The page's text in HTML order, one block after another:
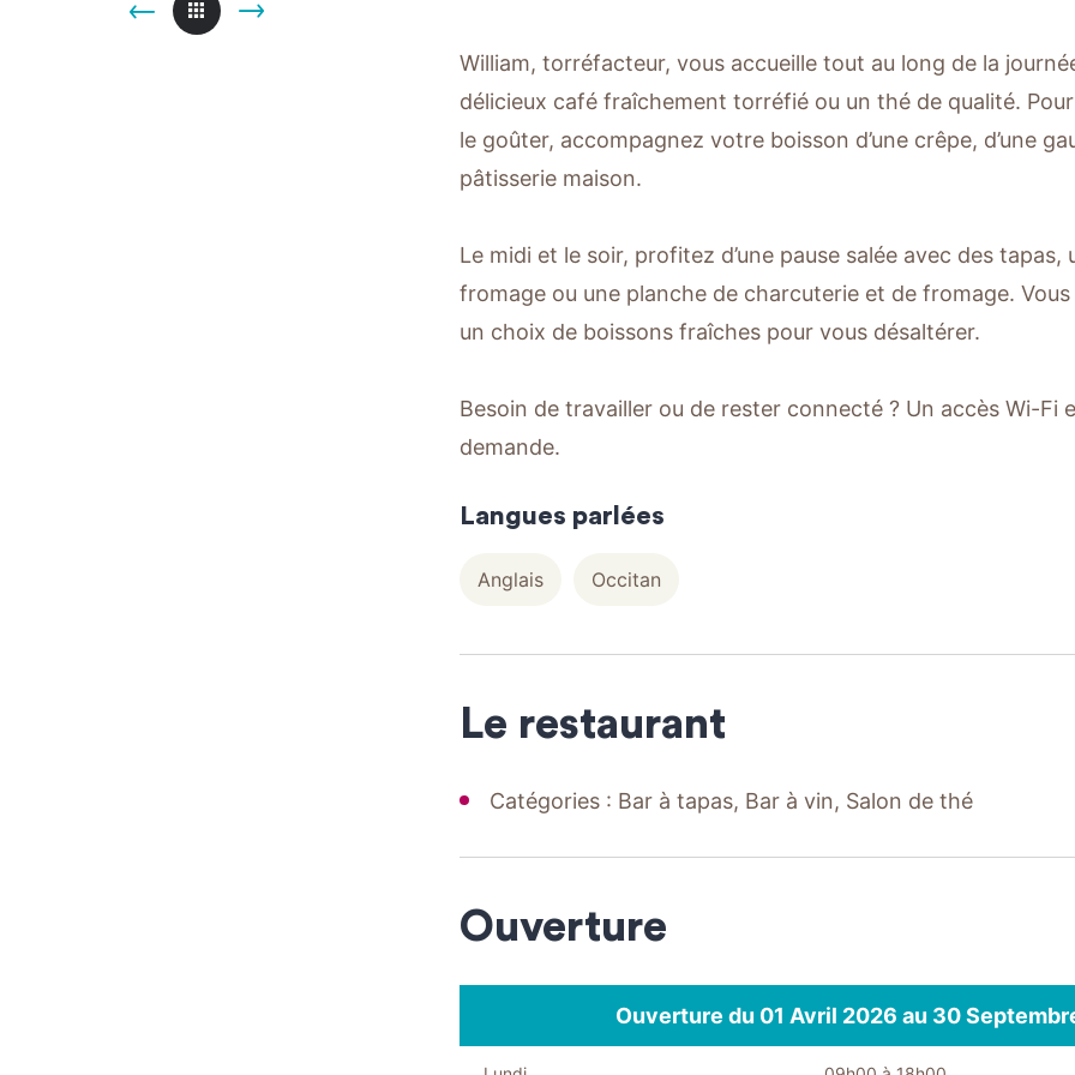
William, torréfacteur, vous accueille tout au long de la
délicieux café fraîchement torréfié ou un thé de qualité.
le goûter, accompagnez votre boisson d’une crêpe, d’une
pâtisserie maison.
Le midi et le soir, profitez d’une pause salée avec des tapas,
fromage ou une planche de charcuterie et de fromage.
un choix de boissons fraîches pour vous désaltérer.
Besoin de travailler ou de rester connecté ? Un accès Wi-Fi
demande.
Langues parlées
Anglais Occitan
Le restaurant
Catégories : Bar à tapas, Bar à vin, Salon de thé
Ouverture
Ouverture du 01 Avril 2026 au 30